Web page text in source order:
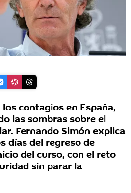
contagios en España,
las sombras sobre el
Fernando Simón explica
días del regreso de
del curso, con el reto
sin parar la